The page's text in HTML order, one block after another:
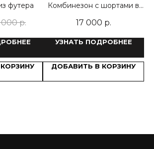
футера
000 р.
Комбинезон с шортами в
17 000 р.
УЗНАТЬ ПОДРОБНЕЕ
ДОБАВИТЬ В КОРЗИНУ